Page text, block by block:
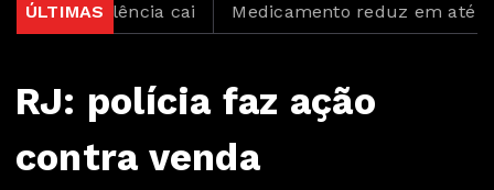
ÚLTIMAS cai Medicamento reduz em até 85%
RJ: polícia faz ação
contra venda